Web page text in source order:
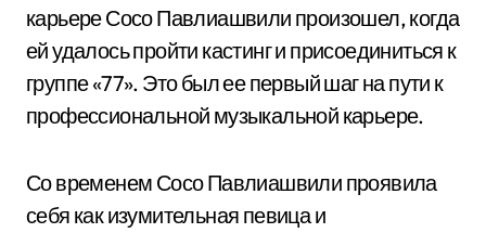
карьере Сосо Павлиашвили произошел, когда
ей удалось пройти кастинг и присоединиться к
группе «77». Это был ее первый шаг на пути к
профессиональной музыкальной карьере.
Со временем Сосо Павлиашвили проявила
себя как изумительная певица и